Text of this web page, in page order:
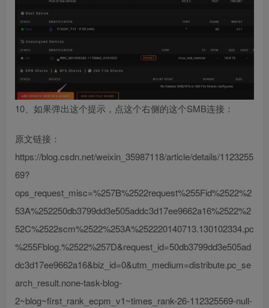
10、如果弹出这个提示，点这个右侧的这个SMB连接：
原文链接：
https://blog.csdn.net/weixin_35987118/article/details/1123255
69?
ops_request_misc=%257B%2522request%255Fid%2522%2
53A%252250db3799dd3e505addc3d17ee9662a16%2522%2
52C%2522scm%2522%253A%252220140713.130102334.pc
%255Fblog.%2522%257D&request_id=50db3799dd3e505ad
dc3d17ee9662a16&biz_id=0&utm_medium=distribute.pc_se
arch_result.none-task-blog-
2~blog~first_rank_ecpm_v1~times_rank-26-112325569-null-